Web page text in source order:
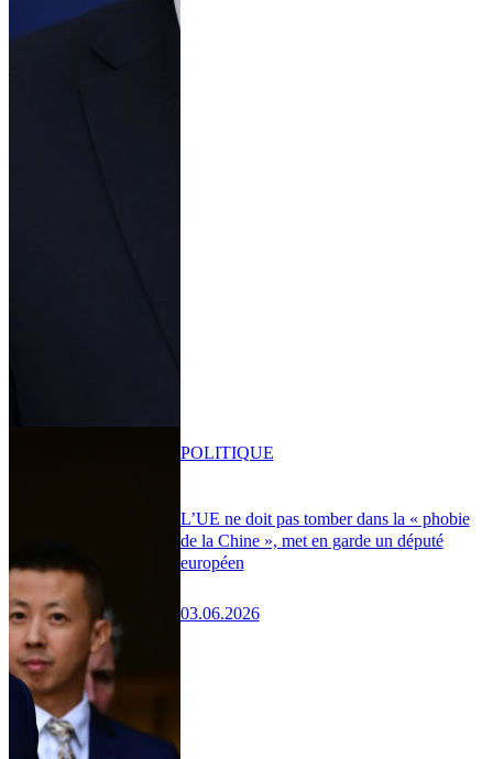
L’UE ne doit pas tomber dans la « phobie
de la Chine », met en garde un député
européen
03.06.2026
POLITIQUE